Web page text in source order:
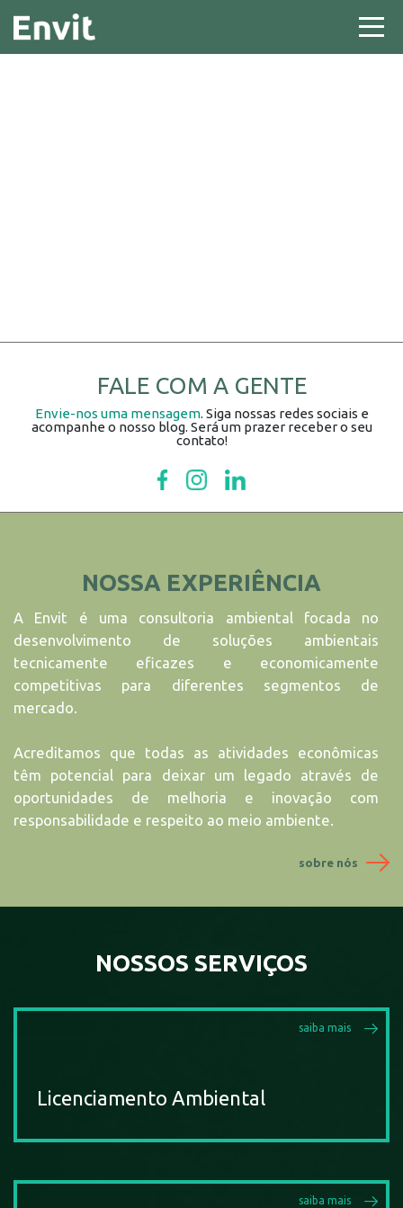
FALE COM A GENTE
Envie-nos uma mensagem. Siga nossas redes sociais e
acompanhe o nosso blog. Será um prazer receber o seu
contato!
NOSSA EXPERIÊNCIA
A Envit é uma consultoria ambiental focada no
desenvolvimento de soluções ambientais
tecnicamente eficazes e economicamente
competitivas para diferentes segmentos de
mercado.
Acreditamos que todas as atividades econômicas
têm potencial para deixar um legado através de
oportunidades de melhoria e inovação com
responsabilidade e respeito ao meio ambiente.
sobre nós
NOSSOS SERVIÇOS
Licenciamento Ambiental
saiba mais
saiba mais